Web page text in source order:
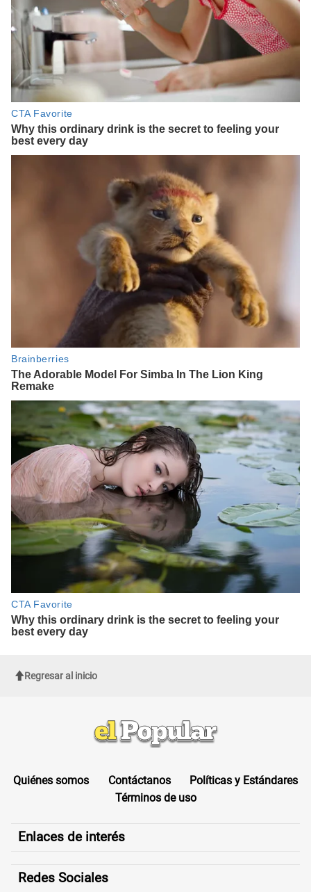
Regresar al inicio
Quiénes somos Contáctanos
Políticas y Estándares
Términos de uso
Enlaces de interés
Redes Sociales